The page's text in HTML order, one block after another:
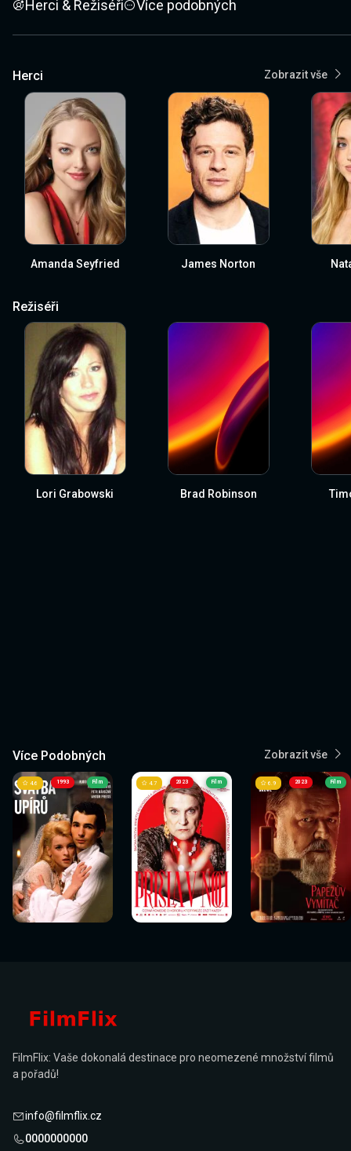
Herci & Režiséři Více podobných
Herci Zobrazit vše
Amanda Seyfried James Norton
Režiséři
Lori Grabowski Brad Robinson
Více Podobných Zobrazit vše
1993
Sledovat
nyní
4.6 Film
Sledovat
nyní
2023
Sledovat
nyní
4.7 Film
Sledovat
nyní
2023
Sledovat
nyní
6.9 Film
Sledovat
nyní
FilmFlix: Vaše dokonalá destinace pro neomezené množství filmů
a pořadů!
info@filmflix.cz
0000000000